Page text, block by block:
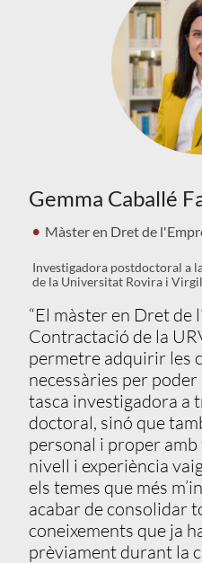
Gemma Caballé
Màster en Dret de
Investigadora postdoctoral a
de la Universitat Rovira i
“El màster en Dret de
Contractació de la
permetre adquirir les
necessàries per
tasca investigadora a
doctoral, sinó que
personal i proper
nivell i experiència
els temes que més
acabar de consolidar
coneixements que ja
prèviament durant la